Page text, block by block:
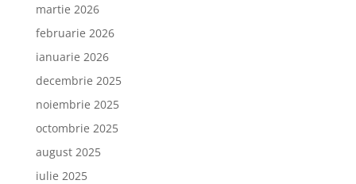
martie 2026
februarie 2026
ianuarie 2026
decembrie 2025
noiembrie 2025
octombrie 2025
august 2025
iulie 2025